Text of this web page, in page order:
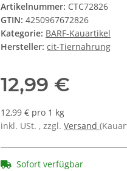
Artikelnummer: CTC72826
GTIN: 4250967672826
Kategorie: BARF-Kauartikel
Hersteller: cit-Tiernahrung
12,99 €
12,99 € pro 1 kg
inkl. USt. , zzgl. Versand
Sofort verfügbar